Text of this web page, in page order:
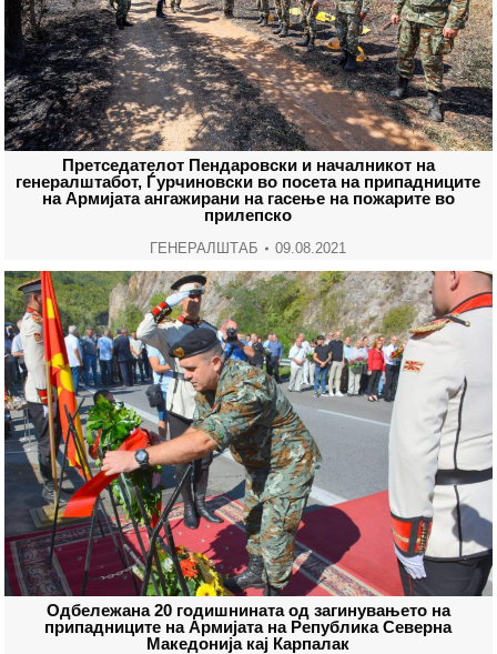
Претседателот Пендаровски и началникот на
генералштабот, Ѓурчиновски во посета на припадниците
на Армијата ангажирани на гасење на пожарите во
прилепско
ГЕНЕРАЛШТАБ 09.08.2021
Одбележана 20 годишнината од загинувањето на
припадниците на Армијата на Република Северна
Македонија кај Карпалак